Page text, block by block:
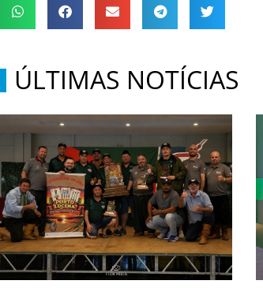
ÚLTIMAS NOTÍCIAS